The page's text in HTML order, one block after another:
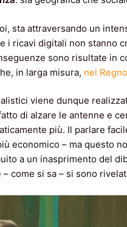
sta attraversando un
e i ricavi digitali non stanno
sono risultate in
in larga misura, nel
viene dunque
di alzare le antenne e
più. Il parlare
economico – ma questo
a un inasprimento del
come si sa – si sono